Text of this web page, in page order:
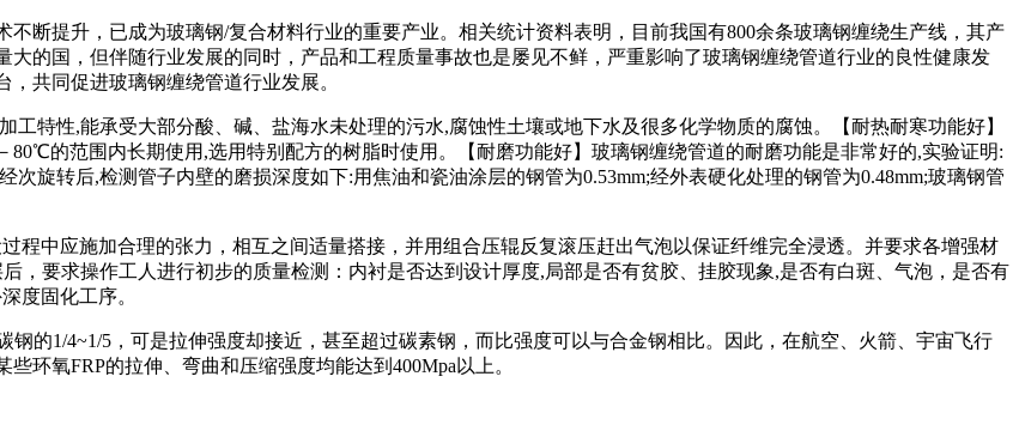
断提升，已成为玻璃钢/复合材料行业的重要产业。相关统计资料表明，目前我国有800余条玻璃钢缠绕生产线，其产
的国，但伴随行业发展的同时，产品和工程质量事故也是屡见不鲜，严重影响了玻璃钢缠绕管道行业的良性健康发
共同促进玻璃钢缠绕管道行业发展。
特性,能承受大部分酸、碱、盐海水未处理的污水,腐蚀性土壤或地下水及很多化学物质的腐蚀。【耐热耐寒功能好】
的范围内长期使用,选用特别配方的树脂时使用。【耐磨功能好】玻璃钢缠绕管道的耐磨功能是非常好的,实验证明:
旋转后,检测管子内壁的磨损深度如下:用焦油和瓷油涂层的钢管为0.53mm;经外表硬化处理的钢管为0.48mm;玻璃钢管
程中应施加合理的张力，相互之间适量搭接，并用组合压辊反复滚压赶出气泡以保证纤维完全浸透。并要求各增强材
，要求操作工人进行初步的质量检测：内衬是否达到设计厚度,局部是否有贫胶、挂胶现象,是否有白斑、气泡，是否有
度固化工序。
的1/4~1/5，可是拉伸强度却接近，甚至超过碳素钢，而比强度可以与合金钢相比。因此，在航空、火箭、宇宙飞行
环氧FRP的拉伸、弯曲和压缩强度均能达到400Mpa以上。